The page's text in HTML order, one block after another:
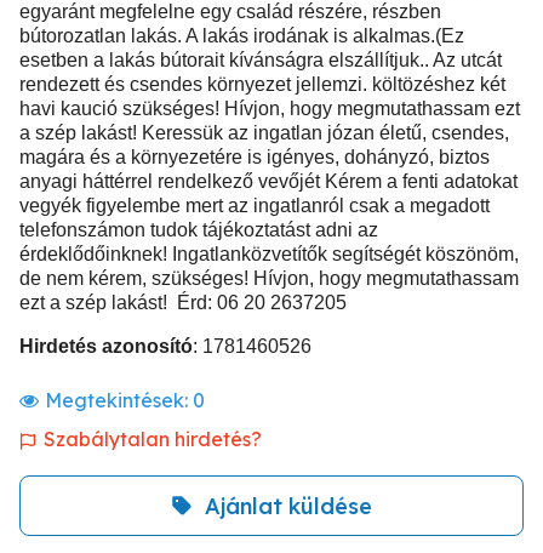
egyaránt megfelelne egy család részére, részben
bútorozatlan lakás. A lakás irodának is alkalmas.(Ez
esetben a lakás bútorait kívánságra elszállítjuk.. Az utcát
rendezett és csendes környezet jellemzi. költözéshez két
havi kaució szükséges! Hívjon, hogy megmutathassam ezt
a szép lakást! Keressük az ingatlan józan életű, csendes,
magára és a környezetére is igényes, dohányzó, biztos
anyagi háttérrel rendelkező vevőjét Kérem a fenti adatokat
vegyék figyelembe mert az ingatlanról csak a megadott
telefonszámon tudok tájékoztatást adni az
érdeklődőinknek! Ingatlanközvetítők segítségét köszönöm,
de nem kérem, szükséges! Hívjon, hogy megmutathassam
ezt a szép lakást! Érd: 06 20 2637205
Hirdetés azonosító: 1781460526
Megtekintések: 0
Szabálytalan hirdetés?
Ajánlat küldése